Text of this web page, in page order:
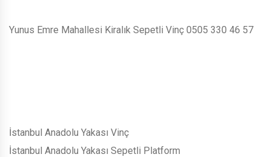
Yunus Emre Mahallesi Kiralık Sepetli Vinç 0505 330 46 57
İstanbul Anadolu Yakası Vinç
İstanbul Anadolu Yakası Sepetli Platform